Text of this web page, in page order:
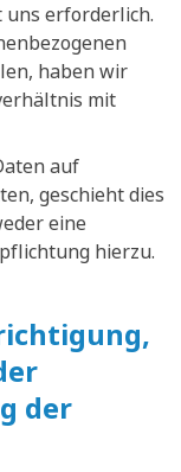
erforderlich.
haben wir
mit
auf
geschieht dies
eine
hierzu.
der